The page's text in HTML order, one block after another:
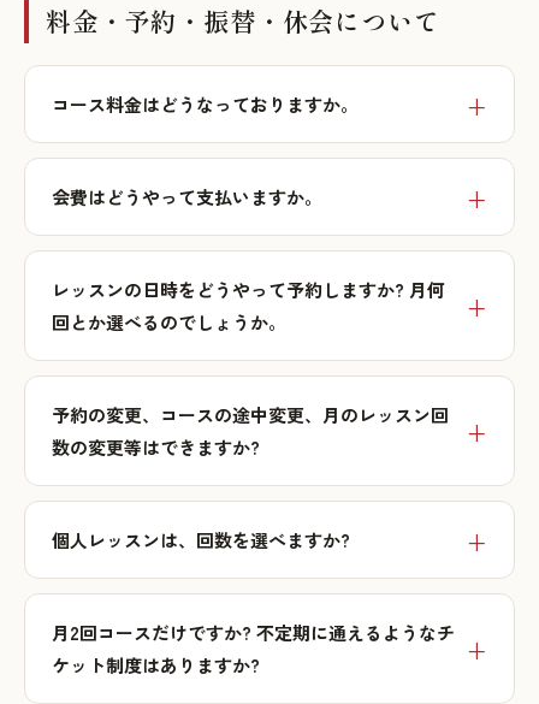
料金・予約・振替・休会について
コース料金はどうなっておりますか。
会費はどうやって支払いますか。
レッスンの日時をどうやって予約しますか? 月何
回とか選べるのでしょうか。
予約の変更、コースの途中変更、月のレッスン回
数の変更等はできますか?
個人レッスンは、回数を選べますか?
月2回コースだけですか? 不定期に通えるようなチ
ケット制度はありますか?